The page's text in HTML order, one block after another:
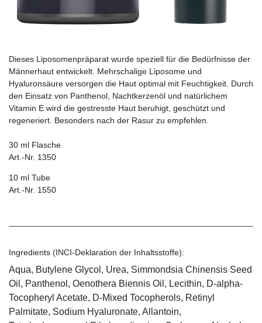
Dieses Liposomenpräparat wurde speziell für die Bedürfnisse der
Männerhaut entwickelt. Mehrschalige Liposome und
Hyaluronsäure versorgen die Haut optimal mit Feuchtigkeit. Durch
den Einsatz von Panthenol, Nachtkerzenöl und natürlichem
Vitamin E wird die gestresste Haut beruhigt, geschützt und
regeneriert. Besonders nach der Rasur zu empfehlen.
30 ml Flasche
Art.-Nr. 1350
10 ml Tube
Art.-Nr. 1550
Ingredients (INCI-Deklaration der Inhaltsstoffe):
Aqua, Butylene Glycol, Urea, Simmondsia Chinensis Seed
Oil, Panthenol, Oenothera Biennis Oil, Lecithin, D-alpha-
Tocopheryl Acetate, D-Mixed Tocopherols, Retinyl
Palmitate, Sodium Hyaluronate, Allantoin,